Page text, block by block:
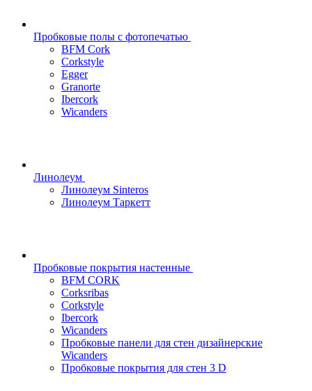
Пробковые полы с фотопечатью
BFM Cork
Corkstyle
Egger
Granorte
Ibercork
Wicanders
Линолеум
Линолеум Sinteros
Линолеум Таркетт
Пробковые покрытия настенные
BFM CORK
Corksribas
Corkstyle
Ibercork
Wicanders
Пробковые панели для стен дизайнерские
Wicanders
Пробковые покрытия для стен 3 D